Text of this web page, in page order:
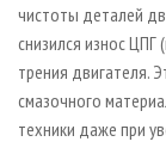
чистоты деталей
снизился износ
трения двигателя.
смазочного
техники даже при